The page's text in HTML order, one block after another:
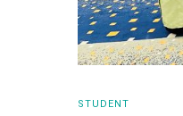
STUDENT